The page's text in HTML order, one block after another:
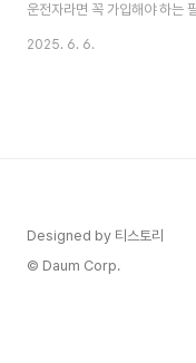
운전자라면 꼭 가입해야 하는
보험료도 천차만별이라 합리
법까지 자세히 알려드리겠습
2025. 6. 6.
Designed by 티스토리
© Daum Corp.